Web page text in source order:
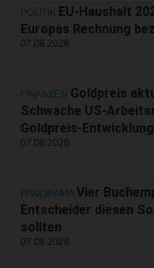
POLITIK EU-Haushalt
Europas Rechnung
07.08.2026
FINANZEN Goldpreis
Schwache US-
Goldpreis-
07.08.2026
PANORAMA Vier
Entscheider diesen
sollten
07.08.2026